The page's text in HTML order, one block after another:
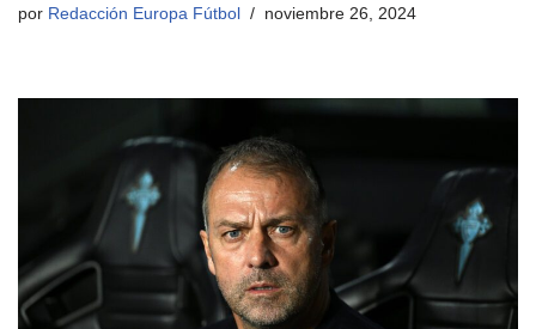
por Redacción Europa Fútbol noviembre 26, 2024